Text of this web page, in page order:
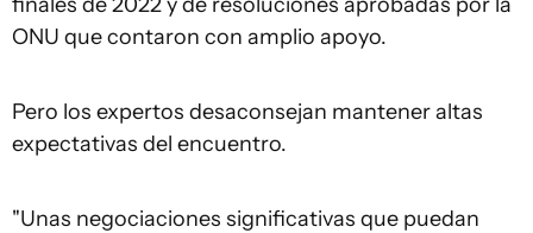
ONU que contaron con amplio apoyo.
Pero los expertos desaconsejan mantener altas
expectativas del encuentro.
"Unas negociaciones significativas que puedan